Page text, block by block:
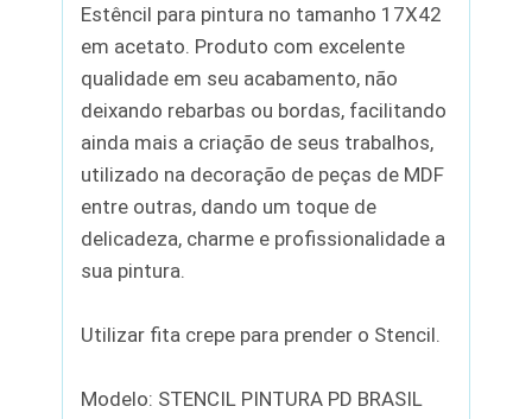
Estêncil para pintura no tamanho 17X42
em acetato. Produto com excelente
qualidade em seu acabamento, não
deixando rebarbas ou bordas, facilitando
ainda mais a criação de seus trabalhos,
utilizado na decoração de peças de MDF
entre outras, dando um toque de
delicadeza, charme e profissionalidade a
sua pintura.
Utilizar fita crepe para prender o Stencil.
Modelo: STENCIL PINTURA PD BRASIL